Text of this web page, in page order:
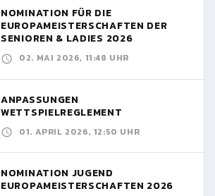
NOMINATION FÜR DIE
EUROPAMEISTERSCHAFTEN DER
SENIOREN & LADIES 2026
02. MAI 2026, 11:48 UHR
ANPASSUNGEN
WETTSPIELREGLEMENT
01. APRIL 2026, 12:50 UHR
NOMINATION JUGEND
EUROPAMEISTERSCHAFTEN 2026